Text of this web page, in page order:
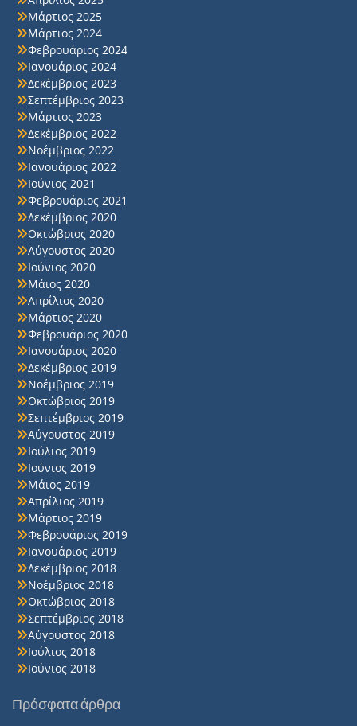
Μάρτιος 2025
Μάρτιος 2024
Φεβρουάριος 2024
Ιανουάριος 2024
Δεκέμβριος 2023
Σεπτέμβριος 2023
Μάρτιος 2023
Δεκέμβριος 2022
Νοέμβριος 2022
Ιανουάριος 2022
Ιούνιος 2021
Φεβρουάριος 2021
Δεκέμβριος 2020
Οκτώβριος 2020
Αύγουστος 2020
Ιούνιος 2020
Μάιος 2020
Απρίλιος 2020
Μάρτιος 2020
Φεβρουάριος 2020
Ιανουάριος 2020
Δεκέμβριος 2019
Νοέμβριος 2019
Οκτώβριος 2019
Σεπτέμβριος 2019
Αύγουστος 2019
Ιούλιος 2019
Ιούνιος 2019
Μάιος 2019
Απρίλιος 2019
Μάρτιος 2019
Φεβρουάριος 2019
Ιανουάριος 2019
Δεκέμβριος 2018
Νοέμβριος 2018
Οκτώβριος 2018
Σεπτέμβριος 2018
Αύγουστος 2018
Ιούλιος 2018
Ιούνιος 2018
Πρόσφατα άρθρα